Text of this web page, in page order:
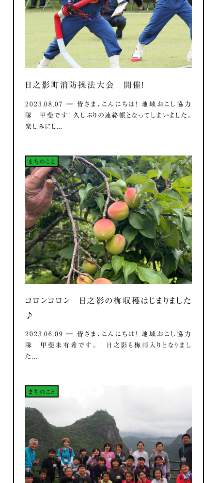
日之影町消防操法大会 開催！
2023.08.07 ― 皆さま、こんにちは！ 地域おこし協力
隊 甲斐です！ 久しぶりの連絡帳となってしまいました。
楽しみにし...
まちのこと
コロンコロン 日之影の梅収穫はじまりました
♪
2023.06.09 ― 皆さま、こんにちは！ 地域おこし協力
隊 甲斐未有希です。 日之影も梅雨入りとなりまし
た...
まちのこと